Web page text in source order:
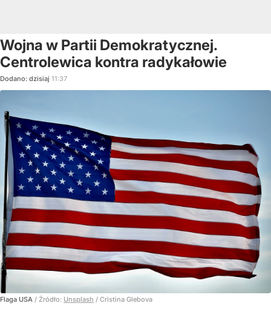
Wojna w Partii Demokratycznej.
Centrolewica kontra radykałowie
Dodano: dzisiaj 11:37
Flaga USA / Źródło: Unsplash / Cristina Glebova